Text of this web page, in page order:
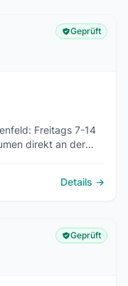
Geprüft
Freitags 7-14
direkt an der
Details →
Geprüft